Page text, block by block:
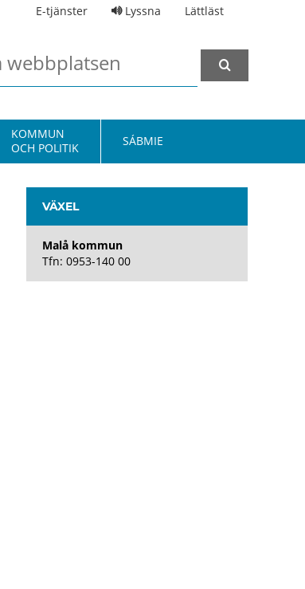
E-tjänster Lyssna Lättläst
KOMMUN
OCH POLITIK
SÁBMIE
VÄXEL
Malå kommun
Tfn: 0953-140 00